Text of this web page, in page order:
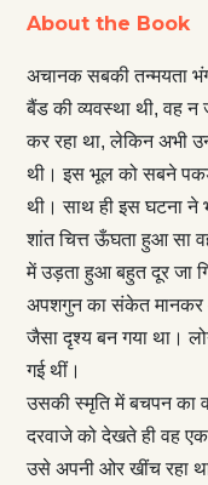
About the Book
अचानक सबकी तन्मयता
बैंड की व्यवस्था थी, वह न
कर रहा था, लेकिन अभी
थी। इस भूल को सबने पकड़
थी। साथ ही इस घटना ने
शांत चित्त ऊँघता हुआ सा
में उड़ता हुआ बहुत दूर जा
अपशगुन का संकेत मानकर
जैसा दृश्य बन गया था।
गई थीं।
उसकी स्मृति में बचपन
दरवाजे को देखते ही वह एक
उसे अपनी ओर खींच रहा